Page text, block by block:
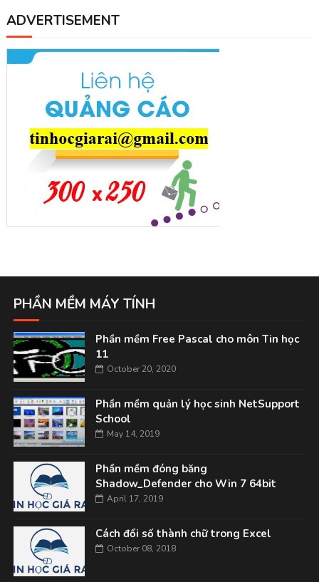
ADVERTISEMENT
PHẦN MỀM MÁY TÍNH
Phần mềm Free Pascal cho môn Tin học
11
October 20, 2020
Phần mềm quản lý học sinh NetSupport
School
May 14, 2019
Phần mềm đóng băng
Shadow_Defender cho Win 7 64bit
April 17, 2019
Cách đổi số thành chữ trong Excel
October 08, 2018